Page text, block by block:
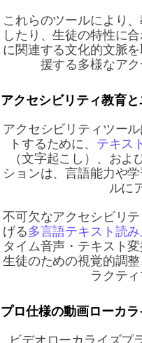
これらのツールにより
したり、生徒の特性に
に関連する文化的文脈
援する多様なア
アクセシビリティ教育
アクセシビリティツー
トするために、 テキス
（文字起こし）、お
ションは、言語能力や
ルに
不可欠なアクセシビリ
げる多言語テキスト読
タイム音声・テキスト
生徒のための視覚的調
ラクテ
プロ仕様の動画ローカ